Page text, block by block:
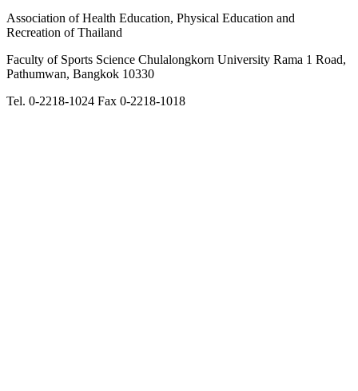
Association of Health Education, Physical Education and
Recreation of Thailand
Faculty of Sports Science Chulalongkorn University Rama 1 Road,
Pathumwan, Bangkok 10330
Tel. 0-2218-1024 Fax 0-2218-1018